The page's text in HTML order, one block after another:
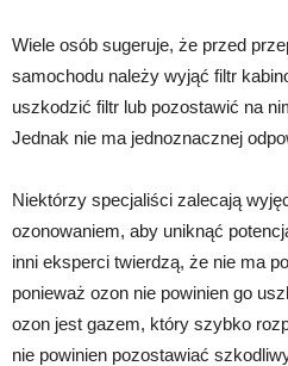
Wiele osób sugeruje, że przed
samochodu należy wyjąć filtr
uszkodzić filtr lub pozostawić na
Jednak nie ma jednoznacznej
Niektórzy specjaliści zalecają
ozonowaniem, aby uniknąć
inni eksperci twierdzą, że nie ma
ponieważ ozon nie powinien go
ozon jest gazem, który szybko
nie powinien pozostawiać